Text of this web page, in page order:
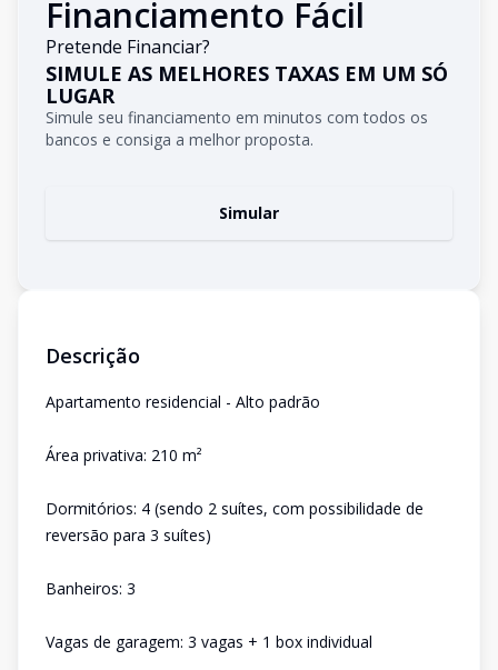
Financiamento Fácil
Pretende Financiar?
SIMULE AS MELHORES TAXAS EM UM SÓ
LUGAR
Simule seu financiamento em minutos com todos os
bancos e consiga a melhor proposta.
Simular
Descrição
Apartamento residencial - Alto padrão
Área privativa: 210 m²
Dormitórios: 4 (sendo 2 suítes, com possibilidade de
reversão para 3 suítes)
Banheiros: 3
Vagas de garagem: 3 vagas + 1 box individual